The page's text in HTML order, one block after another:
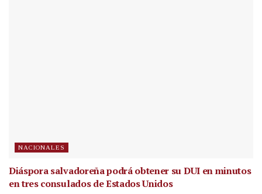
NACIONALES
Diáspora salvadoreña podrá obtener su DUI en minutos
en tres consulados de Estados Unidos